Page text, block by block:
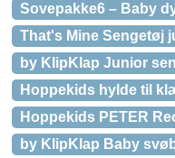
Sovepakke6 – Baby
That's Mine Sengetøj
by KlipKlap Junior
Hoppekids hylde til
Hoppekids PETER
by KlipKlap Baby